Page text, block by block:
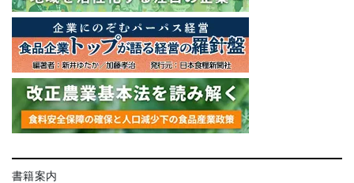
書籍案内